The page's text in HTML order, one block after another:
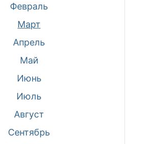
Февраль
Март
Апрель
Май
Июнь
Июль
Август
Сентябрь